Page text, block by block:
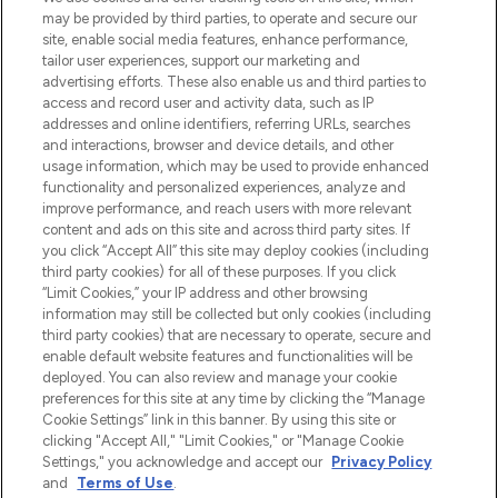
beautybestemming van Europa, met de
beste huidverzorging, haarproducten en
make-up van meer dan 200 topmerken.
Shop online of via de app, met gratis
verzending vanaf €40.
Cookie-toestemming
Do Not Sell or Share My Personal
Information
HELP & INFORMATIE
BEDRIJFSINFORMATIE
OVER LOOKFANTASTIC
may be provided by third parties, to operate and secure our
site, enable social media features, enhance performance,
tailor user experiences, support our marketing and
advertising efforts. These also enable us and third parties to
access and record user and activity data, such as IP
addresses and online identifiers, referring URLs, searches
and interactions, browser and device details, and other
usage information, which may be used to provide enhanced
functionality and personalized experiences, analyze and
improve performance, and reach users with more relevant
content and ads on this site and across third party sites. If
you click “Accept All” this site may deploy cookies (including
third party cookies) for all of these purposes. If you click
“Limit Cookies,” your IP address and other browsing
information may still be collected but only cookies (including
third party cookies) that are necessary to operate, secure and
enable default website features and functionalities will be
deployed. You can also review and manage your cookie
preferences for this site at any time by clicking the “Manage
Cookie Settings” link in this banner. By using this site or
clicking "Accept All," "Limit Cookies," or "Manage Cookie
Settings," you acknowledge and accept our Privacy Policy
and
Terms of Use.